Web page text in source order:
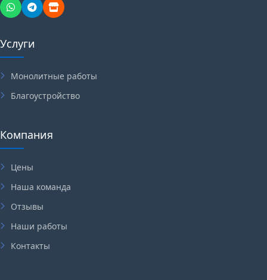
Услуги
Монолитные работы
Благоустройство
Компания
Цены
Наша команда
Отзывы
Наши работы
Контакты